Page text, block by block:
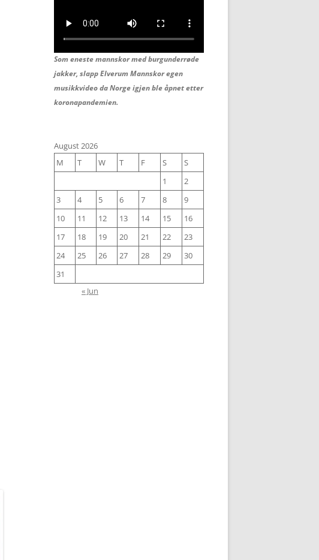
Som eneste mannskor med burgunderrøde
jakker, slapp Elverum Mannskor egen
musikkvideo da Norge igjen ble åpnet etter
koronapandemien.
August 2026
M
T W T F S
S
1
2
3
4 5 6 7 8
9
10
11 12 13 14 15
16
17
18 19 20 21 22
23
24
25 26 27 28 29
30
31
« Jun